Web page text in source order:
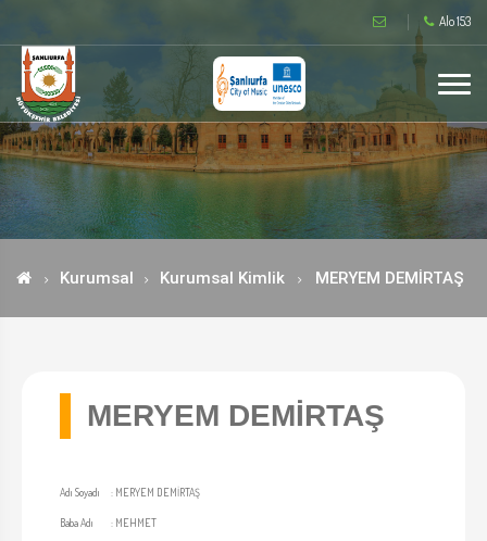
Alo 153
Kurumsal Kurumsal Kimlik MERYEM DEMİRTAŞ
MERYEM DEMİRTAŞ
Adı Soyadı : MERYEM DEMİRTAŞ
Baba Adı : MEHMET